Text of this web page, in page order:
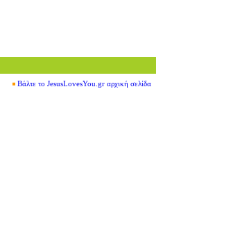
Βάλτε το JesusLovesYou.gr αρχική σελίδα